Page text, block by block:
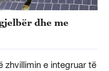
dhe me
e integruar të